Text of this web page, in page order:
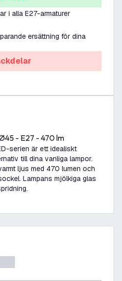
i alla E27-armaturer
ersättning för dina
- E27 - 470 lm
serien är ett idealiskt
till dina vanliga lampor.
ljus med 470 lumen och
Lampans mjölkiga glas